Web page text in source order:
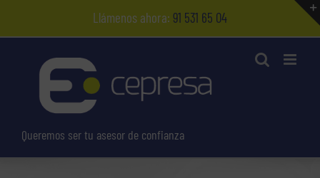
contenido
Llámenos ahora: 91 531 65 04
Queremos ser tu asesor de confianza